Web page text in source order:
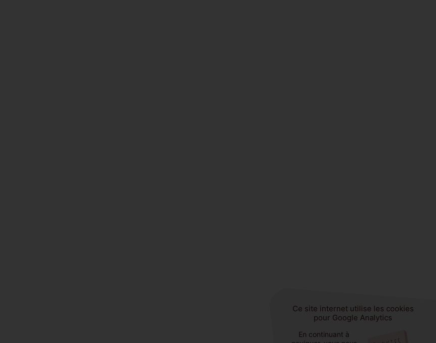
Ce site internet utilise les cookies
pour Google Analytics
En continuant à
Ce site internet utilise les cookies
pour Google Analytics
En continuant à